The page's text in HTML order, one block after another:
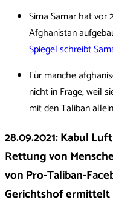
Sima Samar hat vor
Afghanistan
Spiegel schreibt
Für manche
nicht in Frage, weil
mit den Taliban
28.09.2021: Kabul
Rettung von
von Pro-Taliban-
Gerichtshof ermittelt